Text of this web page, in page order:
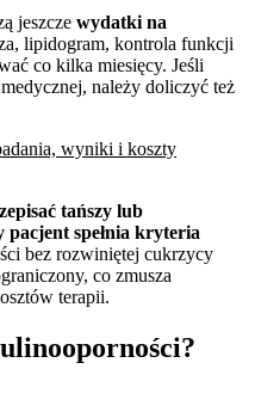
jeszcze wydatki na
lipidogram, kontrola funkcji
co kilka miesięcy. Jeśli
należy doliczyć też
wyniki i koszty
tańszy lub
spełnia kryteria
bez rozwiniętej cukrzycy
co zmusza
terapii.